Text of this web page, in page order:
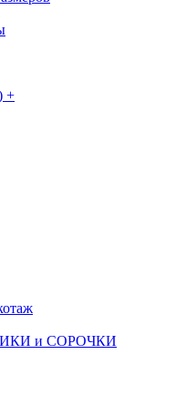
+
и СОРОЧКИ